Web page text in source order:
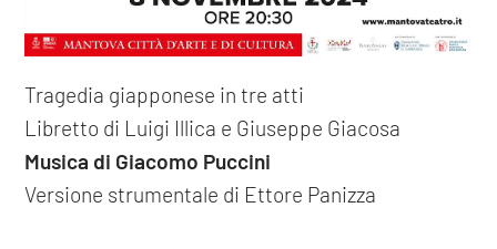
Tragedia giapponese in tre atti
Libretto di Luigi Illica e Giuseppe Giacosa
Musica di Giacomo Puccini
Versione strumentale di Ettore Panizza